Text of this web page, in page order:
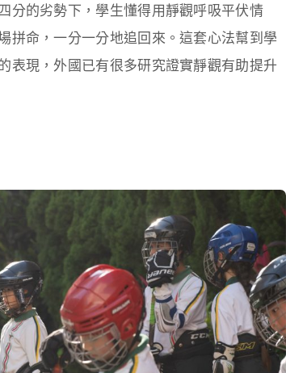
分的劣勢下，學生懂得用靜觀呼吸平伏情
拼命，一分一分地追回來。這套心法幫到學
表現，外國已有很多研究證實靜觀有助提升